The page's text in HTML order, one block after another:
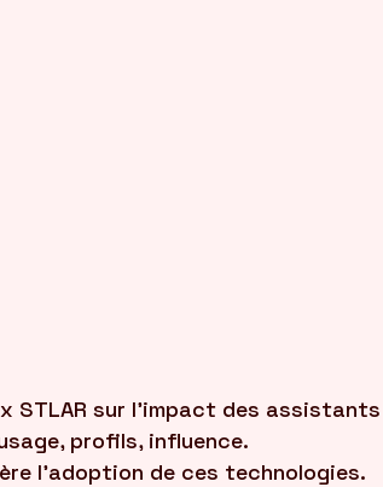
STLAR sur l'impact des assistants
profils, influence.
l'adoption de ces technologies.